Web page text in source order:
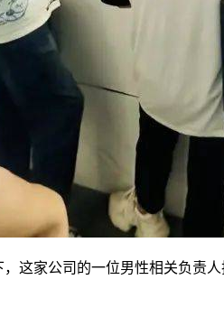
这家公司的一位男性相关负责